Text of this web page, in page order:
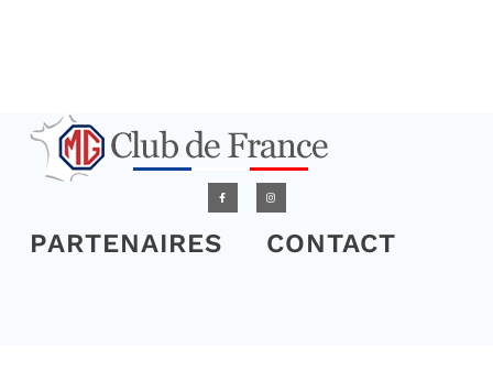
PARTENAIRES CONTACT